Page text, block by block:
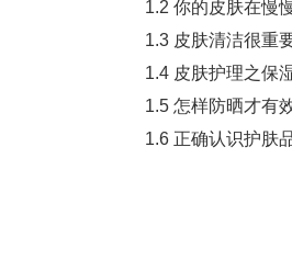
1.2 你的皮肤在慢
1.3 皮肤清洁很重
1.4 皮肤护理之保
1.5 怎样防晒才有
1.6 正确认识护肤